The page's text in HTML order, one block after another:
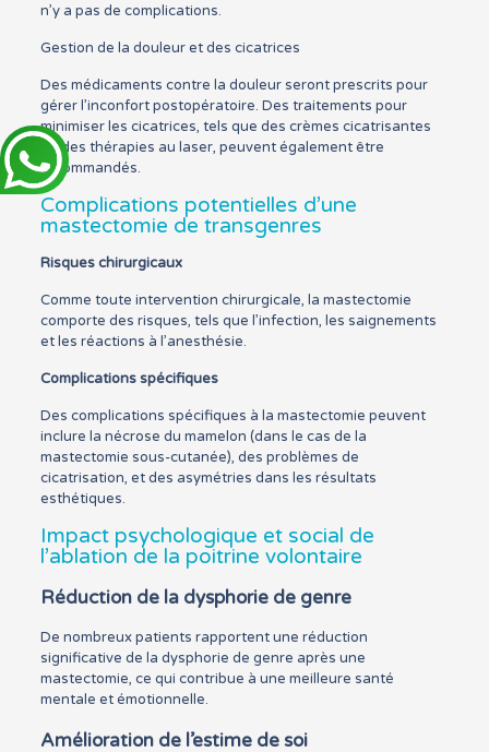
n’y a pas de complications.
Gestion de la douleur et des cicatrices
Des médicaments contre la douleur seront prescrits pour
gérer l’inconfort postopératoire. Des traitements pour
minimiser les cicatrices, tels que des crèmes cicatrisantes
ou des thérapies au laser, peuvent également être
recommandés.
Complications potentielles d’une
mastectomie de transgenres
Risques chirurgicaux
Comme toute intervention chirurgicale, la mastectomie
comporte des risques, tels que l’infection, les saignements
et les réactions à l’anesthésie.
Complications spécifiques
Des complications spécifiques à la mastectomie peuvent
inclure la nécrose du mamelon (dans le cas de la
mastectomie sous-cutanée), des problèmes de
cicatrisation, et des asymétries dans les résultats
esthétiques.
Impact psychologique et social de
l’ablation de la poitrine volontaire
Réduction de la dysphorie de genre
De nombreux patients rapportent une réduction
significative de la dysphorie de genre après une
mastectomie, ce qui contribue à une meilleure santé
mentale et émotionnelle.
Amélioration de l’estime de soi